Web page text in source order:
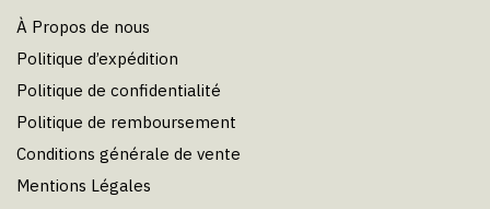
À Propos de nous
Politique d’expédition
Politique de confidentialité
Politique de remboursement
Conditions générale de vente
Mentions Légales